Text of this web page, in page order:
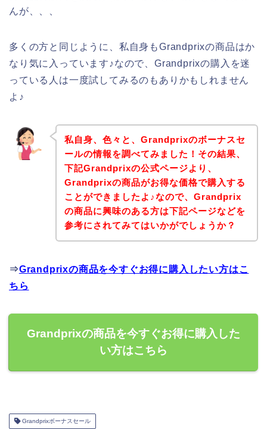
んが、、、
多くの方と同じように、私自身もGrandprixの商品はか
なり気に入っています♪なので、Grandprixの購入を迷
っている人は一度試してみるのもありかもしれません
よ♪
私自身、色々と、Grandprixのボーナスセ
ールの情報を調べてみました！その結果、
下記Grandprixの公式ページより、
Grandprixの商品がお得な価格で購入する
ことができましたよ♪なので、Grandprix
の商品に興味のある方は下記ページなどを
参考にされてみてはいかがでしょうか？
⇒Grandprixの商品を今すぐお得に購入したい方はこ
ちら
Grandprixの商品を今すぐお得に購入した
い方はこちら
Grandprixボーナスセール